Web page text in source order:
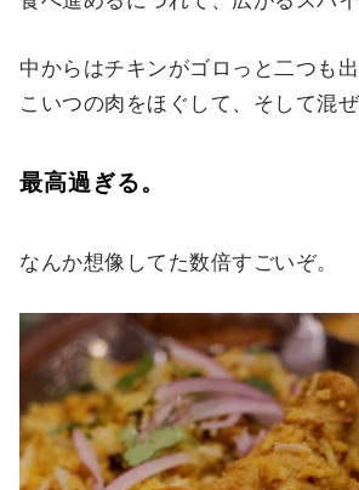
中からはチキンがゴロっと二つも出
こいつの肉をほぐして、そして混ぜ
最高過ぎる。
なんか想像してた数倍すごいぞ。